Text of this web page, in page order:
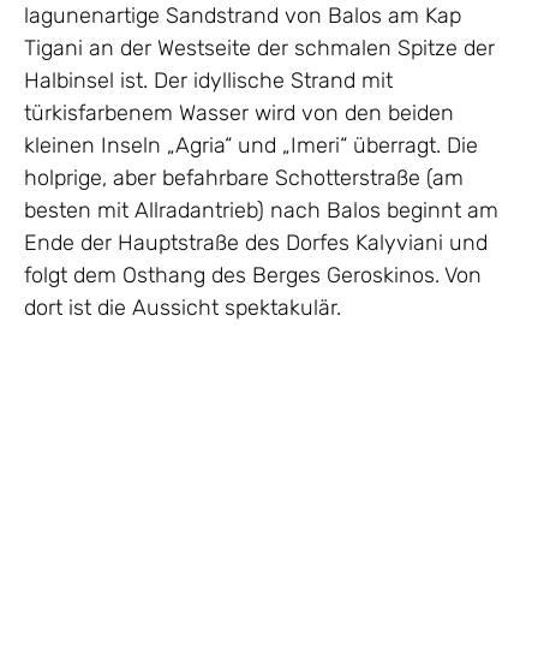
lagunenartige Sandstrand von Balos am Kap
Tigani an der Westseite der schmalen Spitze der
Halbinsel ist. Der idyllische Strand mit
türkisfarbenem Wasser wird von den beiden
kleinen Inseln „Agria“ und „Imeri“ überragt. Die
holprige, aber befahrbare Schotterstraße (am
besten mit Allradantrieb) nach Balos beginnt am
Ende der Hauptstraße des Dorfes Kalyviani und
folgt dem Osthang des Berges Geroskinos. Von
dort ist die Aussicht spektakulär.